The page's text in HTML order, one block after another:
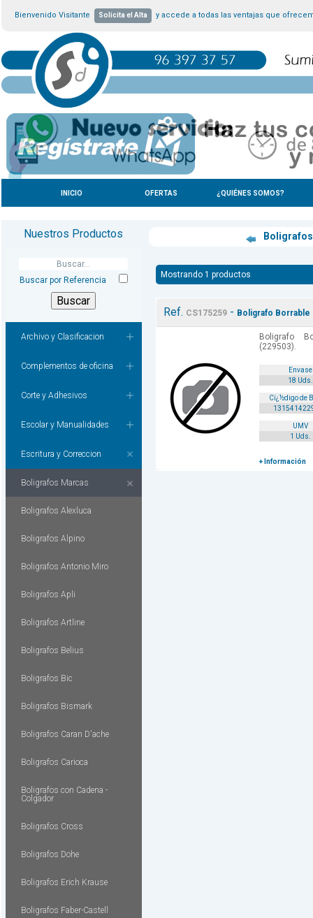
Bienvenido Visitante Solicita el Alta y accede a todas las ventajas que
INICIO OFERTAS ¿QUIÉNES SOMOS?
Nuestros Productos
Buscar por Referencia
Archivo y Clasificacion
Complementos de oficina
Corte y Adhesivos
Escolar y Manualidades
Escritura y Correccion
Boligrafos Marcas
Boligrafos Alexluca
Boligrafos Alpino
Boligrafos Antonio Miro
Boligrafos Apli
Boligrafos Artline
Boligrafos Belius
Boligrafos Bic
Boligrafos Bismark
Boligrafos Caran D'ache
Boligrafos Carioca
Boligrafos con Cadena -
Colgador
Boligrafos Cross
Boligrafos Dohe
Boligrafos Erich Krause
Boligrafos Faber-Castell
Mostrando 1 productos
Ref. CS175259- Boligrafo Borrable
Boligrafo
(229503).
Envase
18 Uds.
Cï¿½digo de
UMV
1 Uds.
+ Información